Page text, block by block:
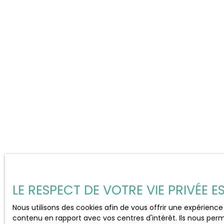
LE RESPECT DE VOTRE VIE PRIVÉE
Nous utilisons des cookies afin de vous offrir une
contenu en rapport avec vos centres d'intérêt. Ils nous